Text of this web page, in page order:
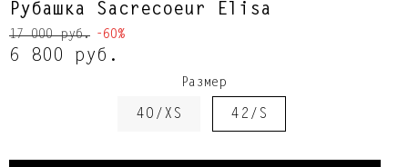
Рубашка Sacrecoeur Elisa
6 800 руб.
17 000 руб. -60%
Размер
40/XS 42/S